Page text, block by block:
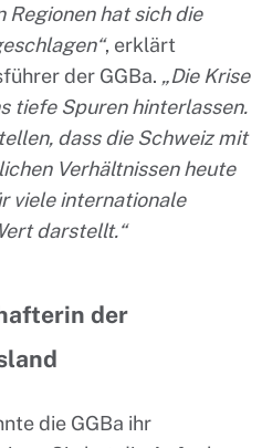
Regionen hat sich die
, erklärt
der GGBa. „Die Krise
tiefe Spuren hinterlassen.
dass die Schweiz mit
Verhältnissen heute
viele internationale
darstellt.“
der
die GGBa ihr